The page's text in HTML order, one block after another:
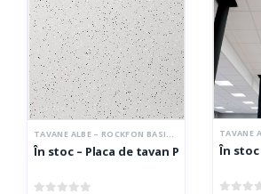
TAVANE ALBE – ROCKFON BASIC, TAVANE CASETATE
În stoc – Placa de tavan Pin Hole În stoc